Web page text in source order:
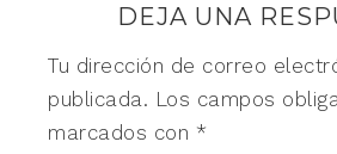
DEJA UNA
Tu dirección de correo
publicada. Los campos
marcados con *